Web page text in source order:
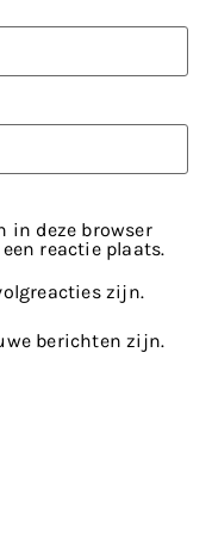
in deze browser
reactie plaats.
zijn.
berichten zijn.